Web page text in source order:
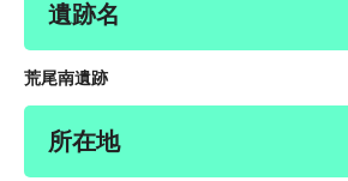
遺跡名
荒尾南遺跡
所在地